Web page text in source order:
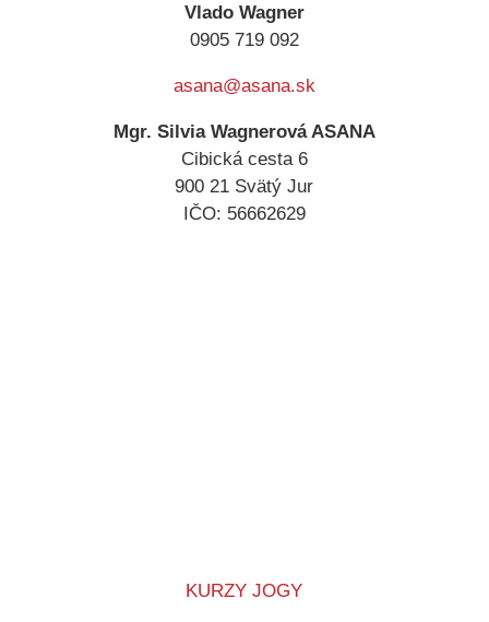
Vlado Wagner
0905 719 092
asana@asana.sk
Mgr. Silvia Wagnerová ASANA
Cibická cesta 6
900 21 Svätý Jur
IČO: 56662629
KURZY JOGY